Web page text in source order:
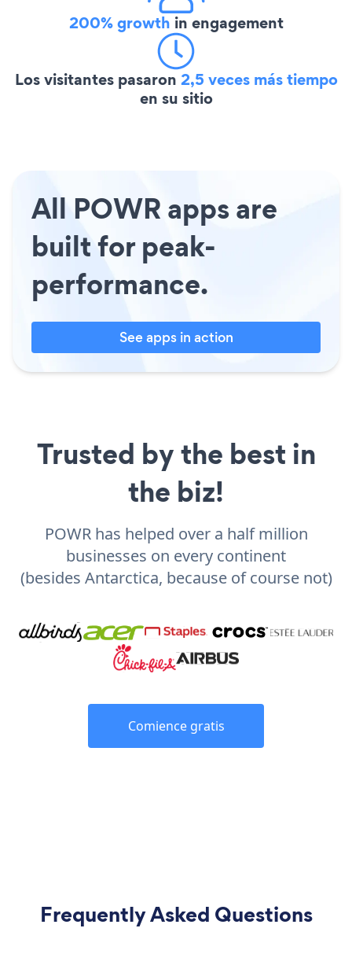
200% growth in engagement
Los visitantes pasaron 2,5 veces más tiempo
en su sitio
All POWR apps are
built for peak-
performance.
See apps in action
Trusted by the best in
the biz!
POWR has helped over a half million
businesses on every continent
(besides Antarctica, because of course not)
Comience gratis
Frequently Asked Questions